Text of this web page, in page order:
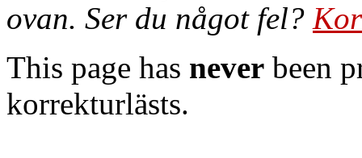
ovan. Ser du något fel?
This page has never been
korrekturlästs.